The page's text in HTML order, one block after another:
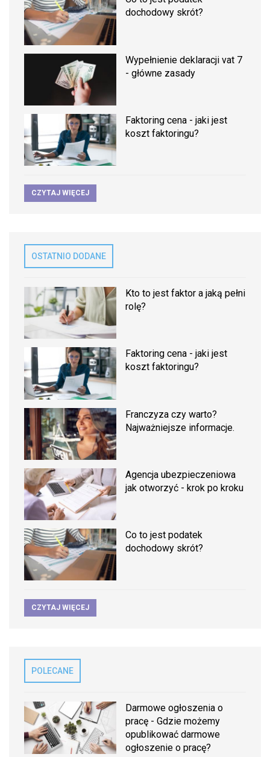
dochodowy skrót?
Wypełnienie deklaracji vat 7
- główne zasady
Faktoring cena - jaki jest
koszt faktoringu?
CZYTAJ WIĘCEJ
OSTATNIO DODANE
Kto to jest faktor a jaką pełni
rolę?
Faktoring cena - jaki jest
koszt faktoringu?
Franczyza czy warto?
Najważniejsze informacje.
Agencja ubezpieczeniowa
jak otworzyć - krok po kroku
Co to jest podatek
dochodowy skrót?
CZYTAJ WIĘCEJ
POLECANE
Darmowe ogłoszenia o
pracę - Gdzie możemy
opublikować darmowe
ogłoszenie o pracę?